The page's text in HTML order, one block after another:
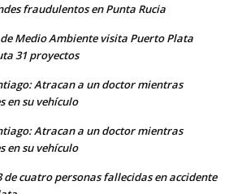
fraudulentos en Punta Rucia
Medio Ambiente visita Puerto Plata
31 proyectos
Atracan a un doctor mientras
en su vehículo
Atracan a un doctor mientras
en su vehículo
de cuatro personas fallecidas en accidente